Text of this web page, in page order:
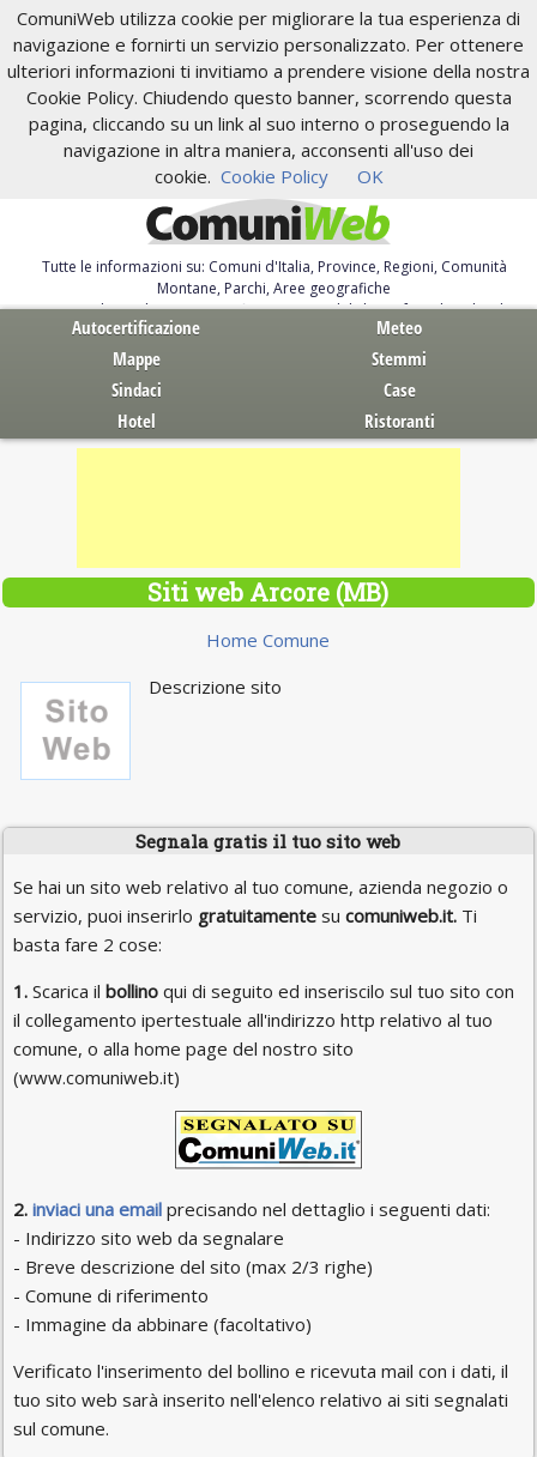
ComuniWeb utilizza cookie per migliorare la tua esperienza di
navigazione e fornirti un servizio personalizzato. Per ottenere
ulteriori informazioni ti invitiamo a prendere visione della nostra
Cookie Policy. Chiudendo questo banner, scorrendo questa
pagina, cliccando su un link al suo interno o proseguendo la
navigazione in altra maniera, acconsenti all'uso dei
cookie. Cookie Policy OK
Tutte le informazioni su: Comuni d'Italia, Province, Regioni, Comunità
Montane, Parchi, Aree geografiche
Servizi al Cittadino. Autocertificazione, moduli, leggi, free download
Autocertificazione
Meteo
Mappe
Stemmi
Sindaci
Case
Hotel
Ristoranti
Siti web Arcore (MB)
Home Comune
Descrizione sito
Segnala gratis il tuo sito web
Se hai un sito web relativo al tuo comune, azienda negozio o
servizio, puoi inserirlo gratuitamentesu comuniweb.it.Ti
basta fare 2 cose:
1.Scarica il bollinoqui di seguito ed inseriscilo sul tuo sito con
il collegamento ipertestuale all'indirizzo http relativo al tuo
comune, o alla home page del nostro sito
(www.comuniweb.it)
2. inviaci una emailprecisando nel dettaglio i seguenti dati:
- Indirizzo sito web da segnalare
- Breve descrizione del sito (max 2/3 righe)
- Comune di riferimento
- Immagine da abbinare (facoltativo)
Verificato l'inserimento del bollino e ricevuta mail con i dati, il
tuo sito web sarà inserito nell'elenco relativo ai siti segnalati
sul comune.